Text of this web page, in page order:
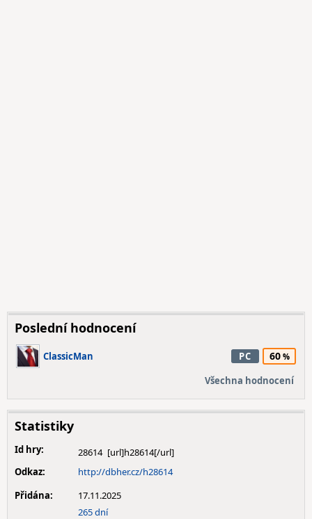
Poslední hodnocení
ClassicMan PC 60
Všechna hodnocení
Statistiky
Id hry:
28614
Odkaz:
http://dbher.cz/h28614
Přidána:
17.11.2025
265 dní